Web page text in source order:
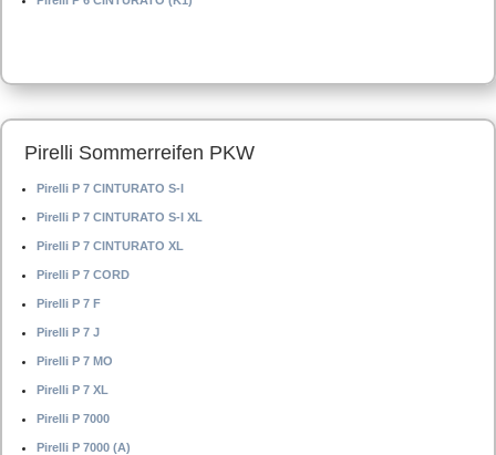
Pirelli Sommerreifen PKW
Pirelli P 7 CINTURATO S-I
Pirelli P 7 CINTURATO S-I XL
Pirelli P 7 CINTURATO XL
Pirelli P 7 CORD
Pirelli P 7 F
Pirelli P 7 J
Pirelli P 7 MO
Pirelli P 7 XL
Pirelli P 7000
Pirelli P 7000 (A)